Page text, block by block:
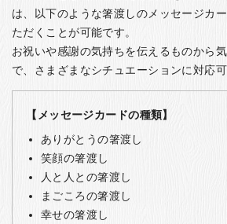
は、以下のような箸渡しのメッセージカ
ただくことが可能です。
お祝いや感謝の気持ちを伝えるものから
で、さまざまなシチュエーションに対応可
【メッセージカードの種類】
ありがとうの箸渡し
笑顔の箸渡し
人と人との箸渡し
まごころの箸渡し
幸せの箸渡し